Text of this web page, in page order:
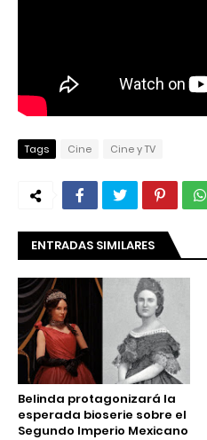
Tags Cine Cine y TV
ENTRADAS SIMILARES
Belinda protagonizará la
esperada bioserie sobre el
Segundo Imperio Mexicano